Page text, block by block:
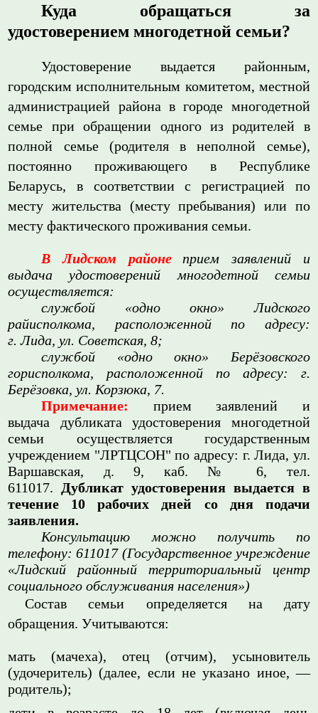
Куда обращаться за
удостоверением многодетной семьи?
Удостоверение выдается районным,
городским исполнительным комитетом, местной
администрацией района в городе многодетной
семье при обращении одного из родителей в
полной семье (родителя в неполной семье),
постоянно проживающего в Республике
Беларусь, в соответствии с регистрацией по
месту жительства (месту пребывания) или по
месту фактического проживания семьи.
В Лидском районе
прием заявлений и
выдача удостоверений многодетной семьи
осуществляется:
службой «одно окно» Лидского
райисполкома, расположенной по адресу:
г. Лида, ул. Советская, 8;
службой «одно окно» Берёзовского
горисполкома, расположенной по адресу: г.
Берёзовка, ул. Корзюка, 7.
Примечание:
прием заявлений и
выдача дубликата удостоверения многодетной
семьи осуществляется государственным
учреждением "ЛРТЦСОН" по адресу: г. Лида, ул.
Варшавская, д. 9, каб. № 6, тел.
611017. Дубликат удостоверения выдается в
течение 10 рабочих дней со дня подачи
заявления.
Консультацию можно получить по
телефону: 611017 (Государственное учреждение
«Лидский районный территориальный центр
социального обслуживания населения»)
Состав семьи определяется на дату
обращения. Учитываются:
мать (мачеха), отец (отчим), усыновитель
(удочеритель) (далее, если не указано иное, —
родитель);